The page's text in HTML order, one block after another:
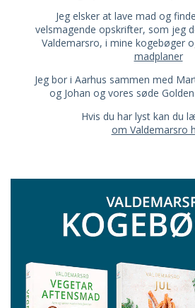
Jeg elsker at lave mad og
velsmagende opskrifter, som jeg
Valdemarsro, i mine kogebøger
madplaner
Jeg bor i Aarhus sammen med
og Johan og vores søde
Hvis du har lyst kan du
om Valdemarsro